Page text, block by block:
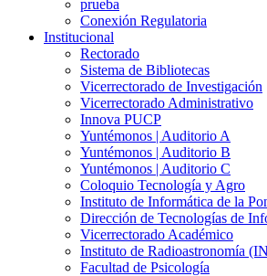
prueba
Conexión Regulatoria
Institucional
Rectorado
Sistema de Bibliotecas
Vicerrectorado de Investigación
Vicerrectorado Administrativo
Innova PUCP
Yuntémonos | Auditorio A
Yuntémonos | Auditorio B
Yuntémonos | Auditorio C
Coloquio Tecnología y Agro
Instituto de Informática de la
Dirección de Tecnologías de
Vicerrectorado Académico
Instituto de Radioastronomía
Facultad de Psicología